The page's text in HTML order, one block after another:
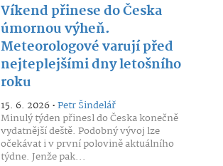
Víkend přinese do Česka
úmornou výheň.
Meteorologové varují před
nejteplejšími dny letošního
roku
15. 6. 2026 •Petr Šindelář
Minulý týden přinesl do Česka konečně
vydatnější deště. Podobný vývoj lze
očekávat i v první polovině aktuálního
týdne. Jenže pak...